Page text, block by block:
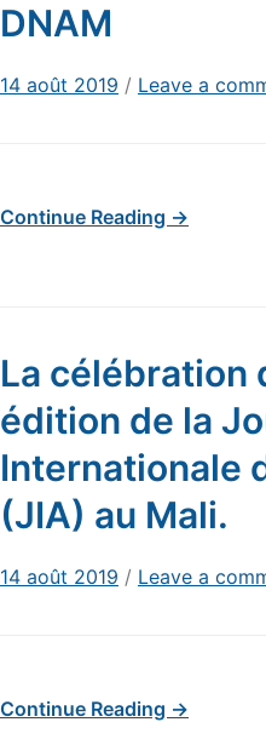
DNAM
14 août 2019 / Leave a
Continue Reading →
La célébration
édition de la
Internationale
(JIA) au Mali.
14 août 2019 / Leave a
Continue Reading →